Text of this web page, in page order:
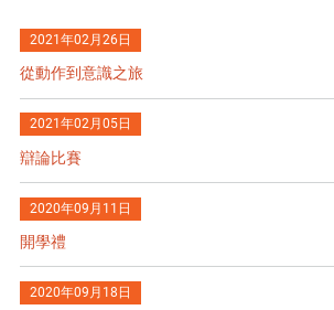
2021年02月26日
從動作到意識之旅
2021年02月05日
辯論比賽
2020年09月11日
開學禮
2020年09月18日